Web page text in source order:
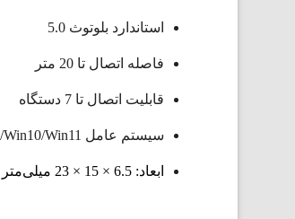
استاندارد بلوتوث 5.0
فاصله اتصال تا 20 متر
قابلیت اتصال تا 7 دستگاه
سیستم عامل Win8.1/Win10/Win11
ابعاد: 6.5 × 15 × 23 میلی‌متر